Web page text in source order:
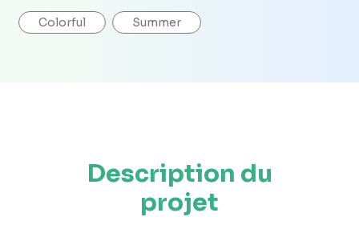
Colorful Summer
Description du
projet